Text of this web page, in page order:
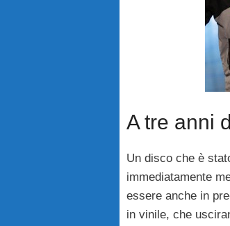
A tre anni
Un disco che è
immediatamente
essere anche in
in vinile, che